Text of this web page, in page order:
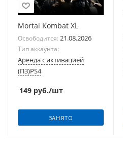
Mortal Kombat XL
Освободится: 21.08.2026
Тип аккаунта:
Аренда с активацией
(П3)PS4
149 руб./шт
ЗАНЯТО